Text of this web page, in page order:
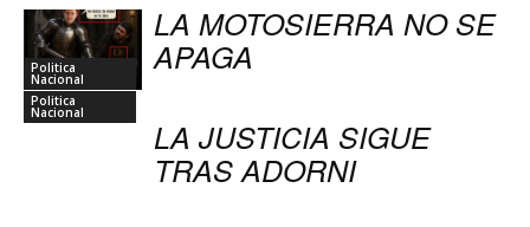
Politica
Nacional
LA MOTOSIERRA NO SE
APAGA
Politica
Nacional
LA JUSTICIA SIGUE
TRAS ADORNI